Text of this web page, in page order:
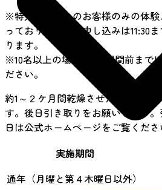
※特大は、個人のお客様のみの体験
っており、体験お申し込みは11:30ま
ります。
※10名以上の場合は、2週間前まで
ださい。
約1～２ケ月間乾燥させたら、窯焼
す。後日引き取りをお願いします
日は公式ホームページをご覧くださ
実施期間
通年（月曜と第４木曜日以外）